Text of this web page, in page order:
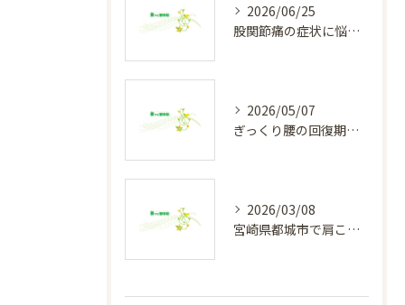
2026/06/25
股関節痛の症状に悩む方へ宮崎県都城市で見逃しがちなサインと早期改善のポイント
2026/05/07
ぎっくり腰の回復期間と正しい対処法
2026/03/08
宮崎県都城市で肩こりに悩む人向け治療法と通いやすさ徹底解説